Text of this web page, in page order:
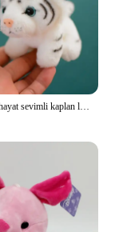
11cm gerçek hayat sevimli kaplan leopar peluş kolye oyuncaklar doldurulmuş orman hayvan bebek anahtar zincirleri çocuk çocuk karikatür doğum günü hediyesi